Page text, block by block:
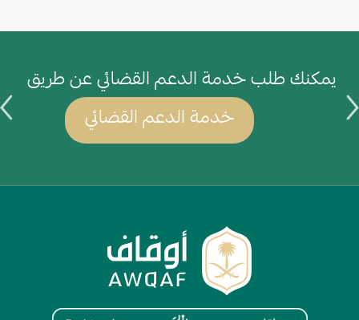
يمكنك طلب خدمة الدعم القضائي عن طريق
خدمة الدعم القضائي